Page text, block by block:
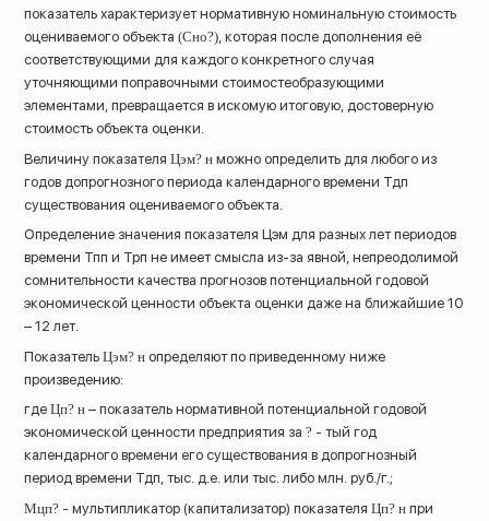
показатель характеризует нормативную номинальную стоимость
оцениваемого объекта(Сно?), которая после дополнения её
соответствующими для каждого конкретного случая
уточняющими поправочными стоимостеобразующими
элементами, превращается в искомую итоговую, достоверную
стоимость объекта оценки.
Величину показателяЦэм? н можно определить для любого из
годов допрогнозного периода календарного времени Тдп
существования оцениваемого объекта.
Определение значения показателя Цэм для разных лет периодов
времени Тпп и Трп не имеет смысла из-за явной, непреодолимой
сомнительности качества прогнозов потенциальной годовой
экономической ценности объекта оценки даже на ближайшие 10
– 12 лет.
ПоказательЦэм? н определяют по приведенному ниже
произведению:
гдеЦп? н – показатель нормативной потенциальной годовой
экономической ценности предприятия за? - тый год
календарного времени его существования в допрогнозный
период времени Тдп, тыс. д.е. или тыс. либо млн. руб./г.;
Мцп? - мультипликатор (капитализатор) показателяЦп? н при